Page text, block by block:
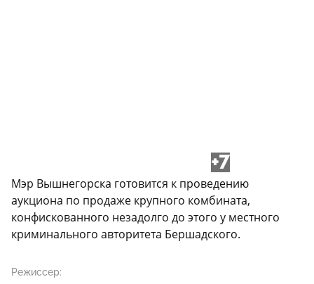
+7
Мэр Вышнегорска готовится к проведению
аукциона по продаже крупного комбината,
конфискованного незадолго до этого у местного
криминального авторитета Бершадского.
Режиссер: